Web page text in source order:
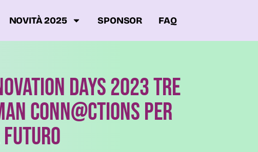
NOVITÀ 2025 SPONSOR FAQ
DAYS 2023 TRE
CONN@CTIONS PER